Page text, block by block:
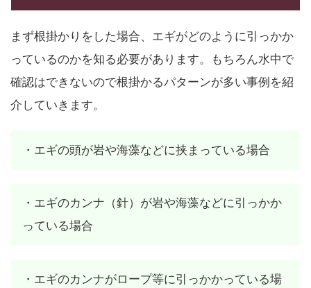
まず根掛かりをした場合、エギがどのように引っかか
っているのかを知る必要があります。もちろん水中で
確認はできないので根掛かるパターンが多い事例を紹
介していきます。
・エギの頭が岩や海藻などに挟まっている場合
・エギのカンナ（針）が岩や海藻などに引っかか
っている場合
・エギのカンナがロープ等に引っかかっている場